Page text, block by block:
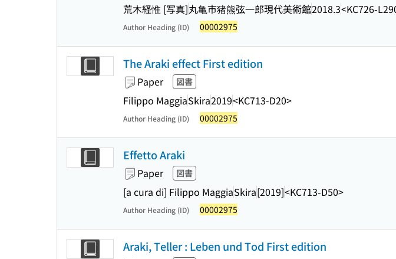
荒木経惟 [写真]丸亀市猪熊弦一郎現代美術館2018.3<KC726-
Author Heading (ID) 00002975
The Araki effect First edition
Paper 図書
Filippo MaggiaSkira2019<KC713-D20>
Author Heading (ID) 00002975
Effetto Araki
Paper 図書
[a cura di] Filippo MaggiaSkira[2019]<KC713-D50>
Author Heading (ID) 00002975
Araki, Teller : Leben und Tod First edition